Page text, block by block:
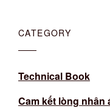
CATEGORY
Technical Book
Cam kết lòng nhân